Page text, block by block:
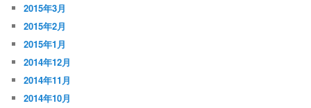
2015年3月
2015年2月
2015年1月
2014年12月
2014年11月
2014年10月